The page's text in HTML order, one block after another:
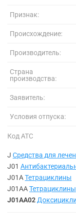
Признак:
Происхождение:
Производитель:
Страна
производства:
Заявитель:
Условия отпуска:
Код АТС
J Средства для
J01
J01AТетрациклины
J01AAТетрациклины
J01AA02